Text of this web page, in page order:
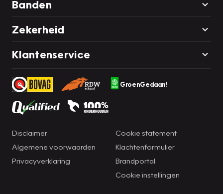
Banden
Zekerheid
Klantenservice
GroenGedaan!
Disclaimer
Algemene voorwaarden
Privacyverklaring
Cookie statement
Klachtenformulier
Brandportal
Cookie instellingen